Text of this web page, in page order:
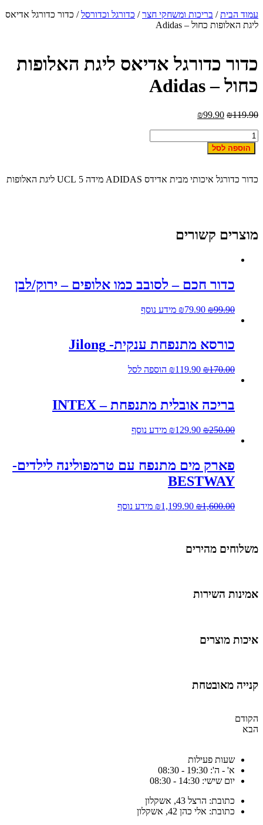
עמוד הבית/ בריכות ומשחקי חצר/ כדורגל וכדורסל/ כדור כדורגל אדיאס
ליגת האלופות כחול – Adidas
כדור כדורגל אדיאס ליגת האלופות
כחול – Adidas
₪119.90
₪99.90
כמות
של
כדור
אדיאס
Adidas
הוספה לסל
כדור כדורגל איכותי מבית אדידס ADIDAS מידה 5 UCL ליגת האלופות
מוצרים קשורים
כדור חכם – לסובב כמו אלופים – ירוק/לבן
₪99.90
₪79.90 מידע נוסף
כורסא מתנפחת ענקית- Jilong
₪170.00
₪119.90 הוספה לסל
בריכה אובלית מתנפחת – INTEX
₪250.00
₪129.90 מידע נוסף
פארק מים מתנפח עם טרמפולינה לילדים-
BESTWAY
₪1,600.00
₪1,199.90 מידע נוסף
משלוחים מהירים
אמינות השירות
איכות מוצרים
קנייה מאובטחת
הקודם
הבא
שעות פעילות
א' - ה': 19:30 - 08:30
יום שישי: 14:30 - 08:30
כתובת: הרצל 43, אשקלון
כתובת: אלי כהן 42, אשקלון